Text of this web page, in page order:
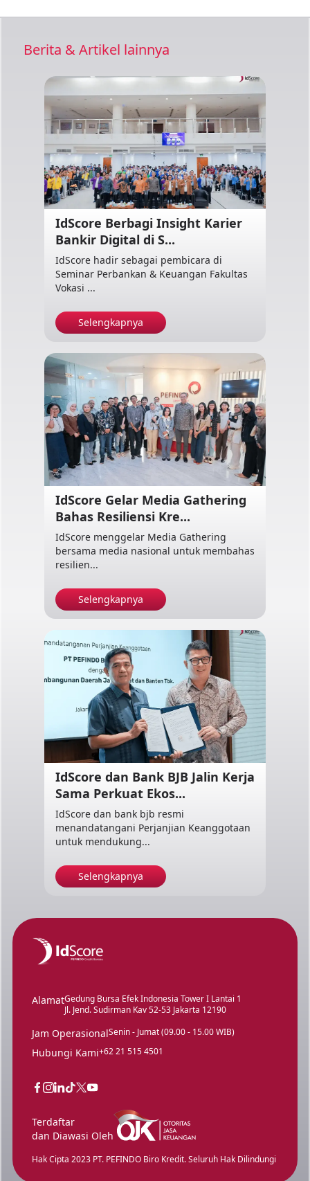
Berita & Artikel lainnya
IdScore Berbagi Insight Karier
Bankir Digital di S...
IdScore hadir sebagai pembicara di
Seminar Perbankan & Keuangan Fakultas
Vokasi ...
Selengkapnya
IdScore Gelar Media Gathering
Bahas Resiliensi Kre...
IdScore menggelar Media Gathering
bersama media nasional untuk membahas
resilien...
Selengkapnya
IdScore dan Bank BJB Jalin Kerja
Sama Perkuat Ekos...
IdScore dan bank bjb resmi
menandatangani Perjanjian Keanggotaan
untuk mendukung...
Selengkapnya
AlamatGedung Bursa Efek Indonesia Tower I Lantai 1
Jl. Jend. Sudirman Kav 52-53 Jakarta 12190
Jam OperasionalSenin - Jumat (09.00 - 15.00 WIB)
Hubungi Kami+62 21 515 4501
Terdaftar
dan Diawasi Oleh
Hak Cipta 2023 PT. PEFINDO Biro Kredit. Seluruh Hak Dilindungi